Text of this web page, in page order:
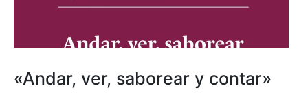
«Andar, ver, saborear y contar»